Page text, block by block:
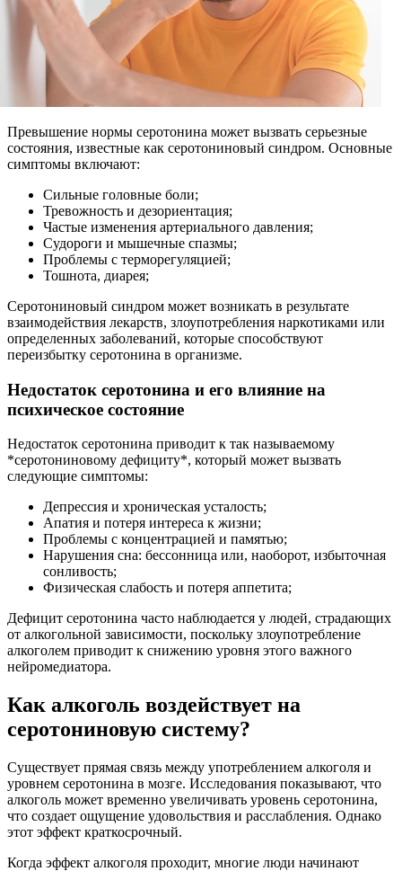
Превышение нормы серотонина может вызвать серьезные
состояния, известные как серотониновый синдром. Основные
симптомы включают:
Сильные головные боли;
Тревожность и дезориентация;
Частые изменения артериального давления;
Судороги и мышечные спазмы;
Проблемы с терморегуляцией;
Тошнота, диарея;
Серотониновый синдром может возникать в результате
взаимодействия лекарств, злоупотребления наркотиками или
определенных заболеваний, которые способствуют
переизбытку серотонина в организме.
Недостаток серотонина и его влияние на
психическое состояние
Недостаток серотонина приводит к так называемому
*серотониновому дефициту*, который может вызвать
следующие симптомы:
Депрессия и хроническая усталость;
Апатия и потеря интереса к жизни;
Проблемы с концентрацией и памятью;
Нарушения сна: бессонница или, наоборот, избыточная
сонливость;
Физическая слабость и потеря аппетита;
Дефицит серотонина часто наблюдается у людей, страдающих
от алкогольной зависимости, поскольку злоупотребление
алкоголем приводит к снижению уровня этого важного
нейромедиатора.
Как алкоголь воздействует на
серотониновую систему?
Существует прямая связь между употреблением алкоголя и
уровнем серотонина в мозге. Исследования показывают, что
алкоголь может временно увеличивать уровень серотонина,
что создает ощущение удовольствия и расслабления. Однако
этот эффект краткосрочный.
Когда эффект алкоголя проходит, многие люди начинают